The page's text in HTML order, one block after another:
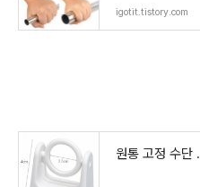
igotit.tistory.com
원통 고정 수단